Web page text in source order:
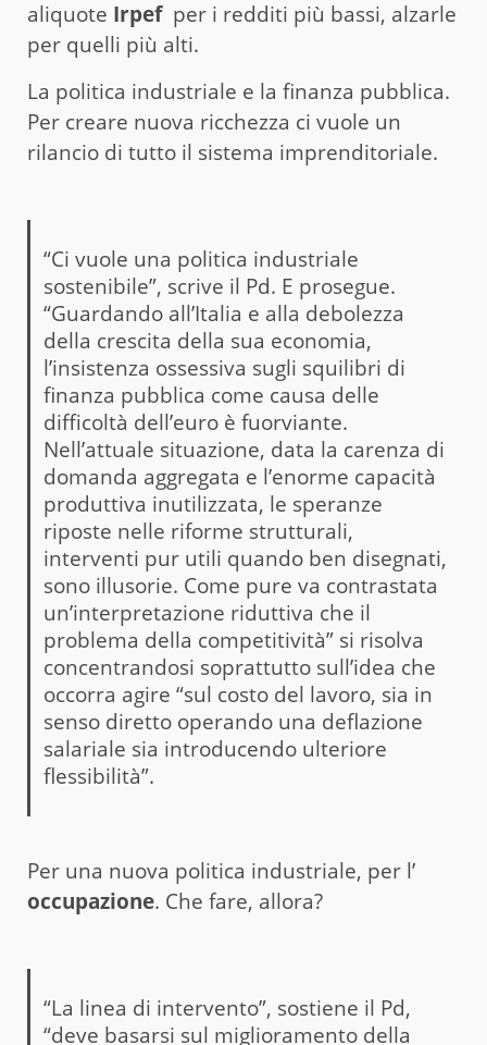
aliquote Irpefper i redditi più bassi, alzarle
per quelli più alti.
La politica industriale e la finanza pubblica.
Per creare nuova ricchezza ci vuole un
rilancio di tutto il sistema imprenditoriale.
“Ci vuole una politica industriale
sostenibile”, scrive il Pd. E prosegue.
“Guardando all’Italia e alla debolezza
della crescita della sua economia,
l’insistenza ossessiva sugli squilibri di
finanza pubblica come causa delle
difficoltà dell’euro è fuorviante.
Nell’attuale situazione, data la carenza di
domanda aggregata e l’enorme capacità
produttiva inutilizzata, le speranze
riposte nelle riforme strutturali,
interventi pur utili quando ben disegnati,
sono illusorie. Come pure va contrastata
un’interpretazione riduttiva che il
problema della competitività” si risolva
concentrandosi soprattutto sull’idea che
occorra agire “sul costo del lavoro, sia in
senso diretto operando una deflazione
salariale sia introducendo ulteriore
flessibilità”.
Per una nuova politica industriale, per l’
occupazione. Che fare, allora?
“La linea di intervento”, sostiene il Pd,
“deve basarsi sul miglioramento della